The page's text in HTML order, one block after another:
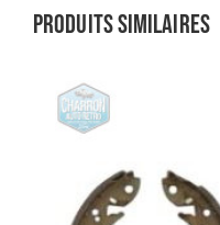
Produits similaires